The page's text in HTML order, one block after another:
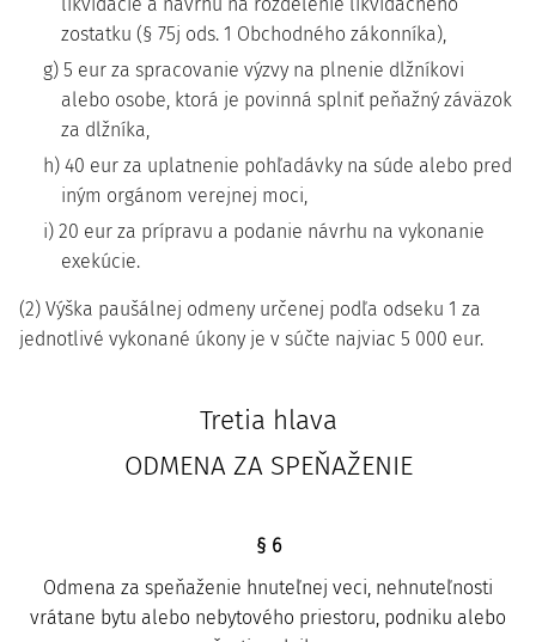
zostatku (§ 75j ods. 1 Obchodného zákonníka),
g) 5 eur za spracovanie výzvy na plnenie dlžníkovi
alebo osobe, ktorá je povinná splniť peňažný záväzok
za dlžníka,
h) 40 eur za uplatnenie pohľadávky na súde alebo pred
iným orgánom verejnej moci,
i) 20 eur za prípravu a podanie návrhu na vykonanie
exekúcie.
(2) Výška paušálnej odmeny určenej podľa odseku 1 za
jednotlivé vykonané úkony je v súčte najviac 5 000 eur.
Tretia hlava
ODMENA ZA SPEŇAŽENIE
§ 6
Odmena za speňaženie hnuteľnej veci, nehnuteľnosti
vrátane bytu alebo nebytového priestoru, podniku alebo